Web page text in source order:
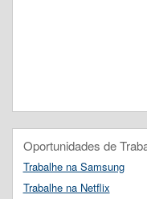
Oportunidades de
Trabalhe na Samsung
Trabalhe na Netflix